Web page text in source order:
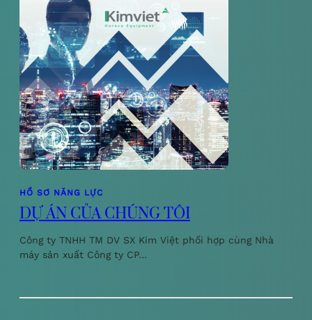
HỒ SƠ NĂNG LỰC
DỰ ÁN CỦA CHÚNG TÔI
Công ty TNHH TM DV SX Kim Việt phối hợp cùng Nhà
máy sản xuất Công ty CP…